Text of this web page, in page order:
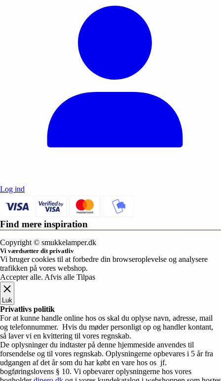
Log ind
Find mere inspiration
Copyright © smukkelamper.dk
Vi værdsætter dit privatliv
Vi bruger cookies til at forbedre din browseroplevelse og analysere
trafikken på vores webshop.
Accepter alle. Afvis alle Tilpas
Luk
Privatlivs politik
For at kunne handle online hos os skal du oplyse navn, adresse, mail
og telefonnummer. Hvis du møder personligt op og handler kontant,
så laver vi en kvittering til vores regnskab.
De oplysninger du indtaster på denne hjemmeside anvendes til
forsendelse og til vores regnskab. Oplysningerne opbevares i 5 år fra
udgangen af det år som du har købt en vare hos os jf.
bogføringslovens § 10. Vi opbevarer oplysningerne hos vores